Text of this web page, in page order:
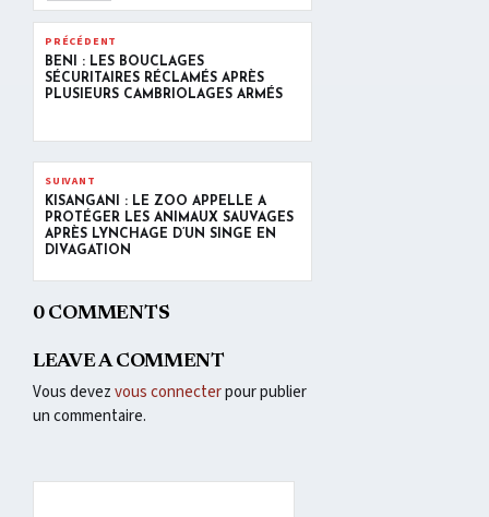
PRÉCÉDENT
BENI : LES BOUCLAGES
SÉCURITAIRES RÉCLAMÉS APRÈS
PLUSIEURS CAMBRIOLAGES ARMÉS
SUIVANT
KISANGANI : LE ZOO APPELLE À
PROTÉGER LES ANIMAUX SAUVAGES
APRÈS LYNCHAGE D’UN SINGE EN
DIVAGATION
0 COMMENTS
LEAVE A COMMENT
Vous devezvous connecterpour publier
un commentaire.